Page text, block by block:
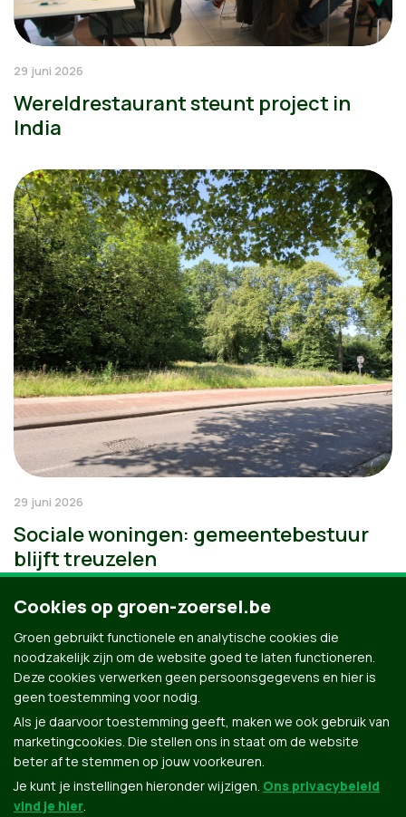
29 juni 2026
Wereldrestaurant steunt project in
India
29 juni 2026
Sociale woningen: gemeentebestuur
blijft treuzelen
Cookies op groen-zoersel.be
Groen gebruikt functionele en analytische cookies die
noodzakelijk zijn om de website goed te laten functioneren.
Deze cookies verwerken geen persoonsgegevens en hier is
geen toestemming voor nodig.
Als je daarvoor toestemming geeft, maken we ook gebruik van
marketingcookies. Die stellen ons in staat om de website
beter af te stemmen op jouw voorkeuren.
Je kunt je instellingen hieronder wijzigen. Ons privacybeleid
vind je hier.